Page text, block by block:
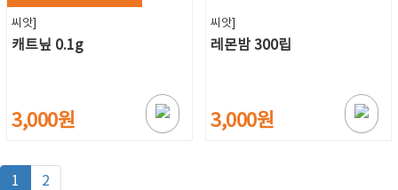
씨앗]
캐트닢 0.1g
3,000원
씨앗]
레몬밤 300립
3,000원
1 2